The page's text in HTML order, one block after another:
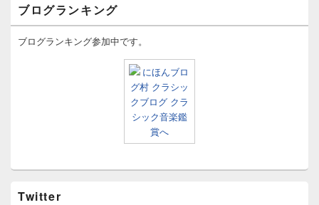
ブログランキング
ブログランキング参加中です。
Twitter